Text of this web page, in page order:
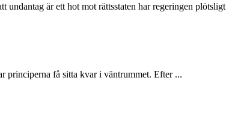
är ett hot mot rättsstaten har regeringen plötsligt
få sitta kvar i väntrummet. Efter ...